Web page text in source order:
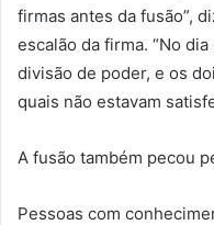
firmas antes da fusão”,
escalão da firma. “No
divisão de poder, e os
quais não estavam
A fusão também pecou
Pessoas com